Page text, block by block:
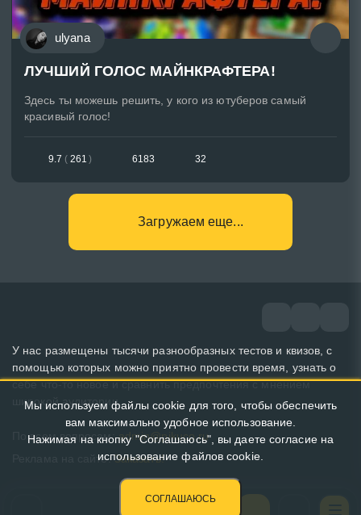
ulyana
ЛУЧШИЙ ГОЛОС МАЙНКРАФТЕРА!
Здесь ты можешь решить, у кого из ютуберов самый
красивый голос!
9.7 ( 261 ) 6183 32
Загружаем еще...
У нас размещены тысячи разнообразных тестов и квизов, с
помощью которых можно приятно провести время, узнать о
себе что-то новое и сравнить предпочтения с мнением
широкой аудитории.
По всем вопросам: admin@pikuco.ru
Реклама на сайте: Заказать!
Мы используем файлы cookie для того, чтобы обеспечить
вам максимально удобное использование.
Нажимая на кнопку "Соглашаюсь", вы даете согласие на
использование файлов cookie.
СОГЛАШАЮСЬ